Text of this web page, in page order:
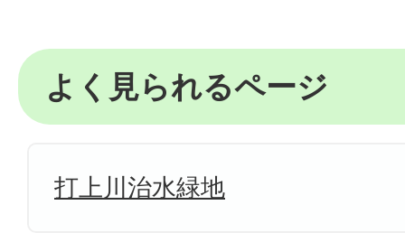
よく見られるページ
打上川治水緑地